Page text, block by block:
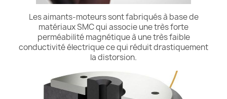
Les aimants-moteurs sont fabriqués à base de
matériaux SMC qui associe une très forte
perméabilité magnétique à une très faible
conductivité électrique ce qui réduit drastiquement
la distorsion.